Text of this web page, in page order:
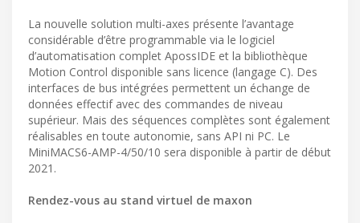
La nouvelle solution multi-axes présente l’avantage
considérable d’être programmable via le logiciel
d’automatisation complet ApossIDE et la bibliothèque
Motion Control disponible sans licence (langage C). Des
interfaces de bus intégrées permettent un échange de
données effectif avec des commandes de niveau
supérieur. Mais des séquences complètes sont également
réalisables en toute autonomie, sans API ni PC. Le
MiniMACS6-AMP-4/50/10 sera disponible à partir de début
2021.
Rendez-vous au stand virtuel de maxon